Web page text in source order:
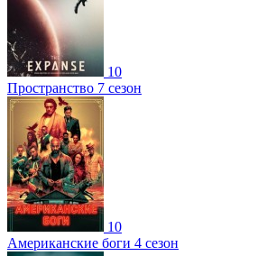
10
Пространство 7 сезон
10
Американские боги 4 сезон